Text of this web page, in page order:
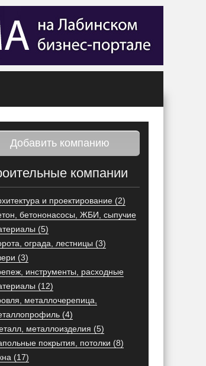
Добавить компанию
компании
и проектирование (2)
бетононасосы, ЖБИ, сыпучие
(5)
ограда, лестницы (3)
(3)
инструменты, расходные
(12)
металлочерепица,
(4)
металлоизделия (5)
покрытия, потолки (8)
(17)